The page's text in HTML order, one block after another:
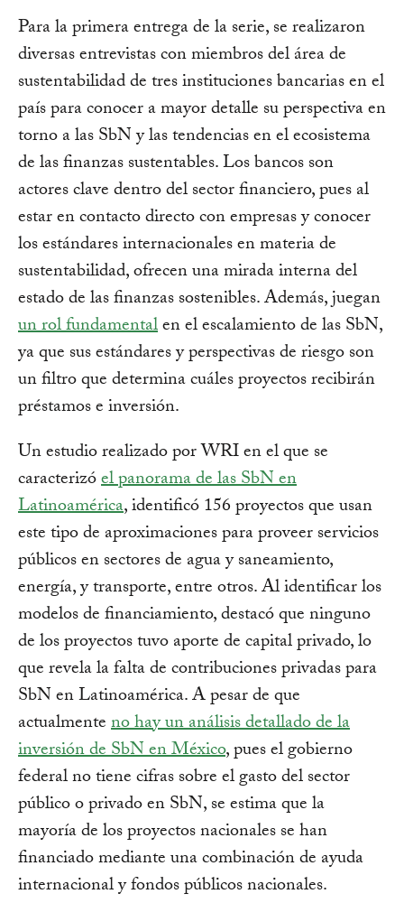
Para la primera entrega de la serie, se realizaron
diversas entrevistas con miembros del área de
sustentabilidad de tres instituciones bancarias en el
país para conocer a mayor detalle su perspectiva en
torno a las SbN y las tendencias en el ecosistema
de las finanzas sustentables. Los bancos son
actores clave dentro del sector financiero, pues al
estar en contacto directo con empresas y conocer
los estándares internacionales en materia de
sustentabilidad, ofrecen una mirada interna del
estado de las finanzas sostenibles. Además, juegan
un rol fundamentalen el escalamiento de las SbN,
ya que sus estándares y perspectivas de riesgo son
un filtro que determina cuáles proyectos recibirán
préstamos e inversión.
Un estudio realizado por WRI en el que se
caracterizóel panorama de las SbN en
Latinoamérica, identificó 156 proyectos que usan
este tipo de aproximaciones para proveer servicios
públicos en sectores de agua y saneamiento,
energía, y transporte, entre otros. Al identificar los
modelos de financiamiento, destacó que ninguno
de los proyectos tuvo aporte de capital privado, lo
que revela la falta de contribuciones privadas para
SbN en Latinoamérica. A pesar de que
actualmenteno hay un análisis detallado de la
inversión de SbN en México, pues el gobierno
federal no tiene cifras sobre el gasto del sector
público o privado en SbN, se estima que la
mayoría de los proyectos nacionales se han
financiado mediante una combinación de ayuda
internacional y fondos públicos nacionales.